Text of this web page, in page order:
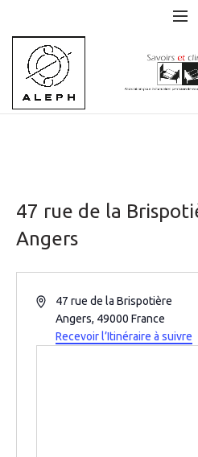
47 rue de la
Angers
Adresse47 rue de la Brispotière
Angers, 49000 France
Recevoir l’Itinéraire à suivre